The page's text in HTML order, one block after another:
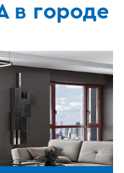
в городе